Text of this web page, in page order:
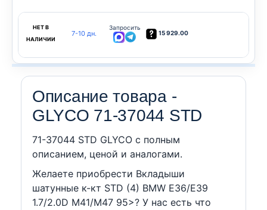
НЕТ В
НАЛИЧИИ
7-10 дн.
Запросить
15 929.00
Описание товара -
GLYCO 71-37044 STD
71-37044 STD GLYCO c полным
описанием, ценой и аналогами.
Желаете приобрести Вкладыши
шатунные к-кт STD (4) BMW E36/E39
1.7/2.0D M41/M47 95>? У нас есть что